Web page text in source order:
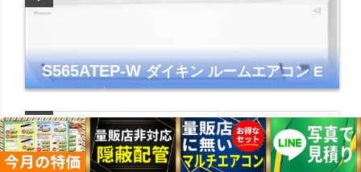
S565ATEP-Wダイキン ルームエアコン E
シリーズ 主に18畳用 ホワイト 2025年モデル
コンパクトモデル ストリーマ